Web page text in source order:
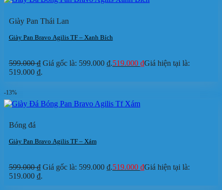
Giày Pan Thái Lan
Giày Pan Bravo Agilis TF – Xanh Bích
599.000₫ Giá gốc là: 599.000 ₫.519.000 ₫Giá hiện tại là:
519.000 ₫.
-13%
Bóng đá
Giày Pan Bravo Agilis TF – Xám
599.000₫ Giá gốc là: 599.000 ₫.519.000 ₫Giá hiện tại là:
519.000 ₫.